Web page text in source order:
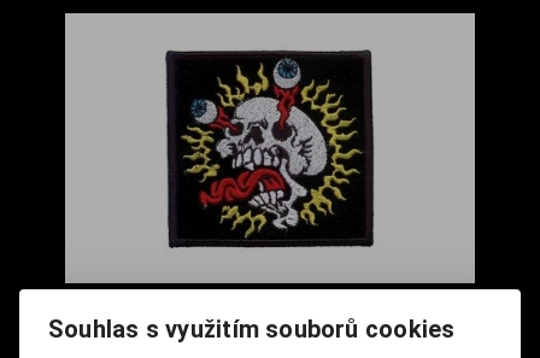
Cena s DPH:180 Kč
Souhlas s využitím souborů cookies